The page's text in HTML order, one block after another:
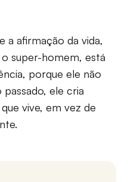
a afirmação da vida,
super-homem, está
porque ele não
ele cria
vive, em vez de